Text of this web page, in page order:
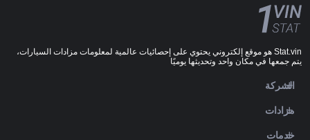
Stat.vin هو موقع إلكتروني يحتوي على إحصائيات عالمية لمعلومات مزادات السيارات،
يتم جمعها في مكان واحد وتحديثها يوميًا
الشركة
مزادات
خدمات